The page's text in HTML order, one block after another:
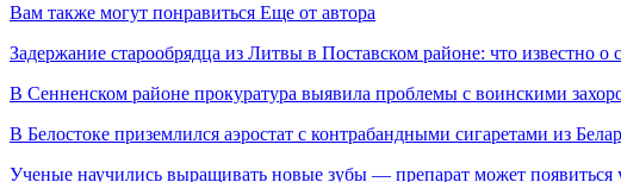
Вам также могут понравиться Еще от автора
Задержание старообрядца из Литвы в Поставском районе: что известно о
В Сенненском районе прокуратура выявила проблемы с воинскими
В Белостоке приземлился аэростат с контрабандными сигаретами из
Ученые научились выращивать новые зубы — препарат может появиться